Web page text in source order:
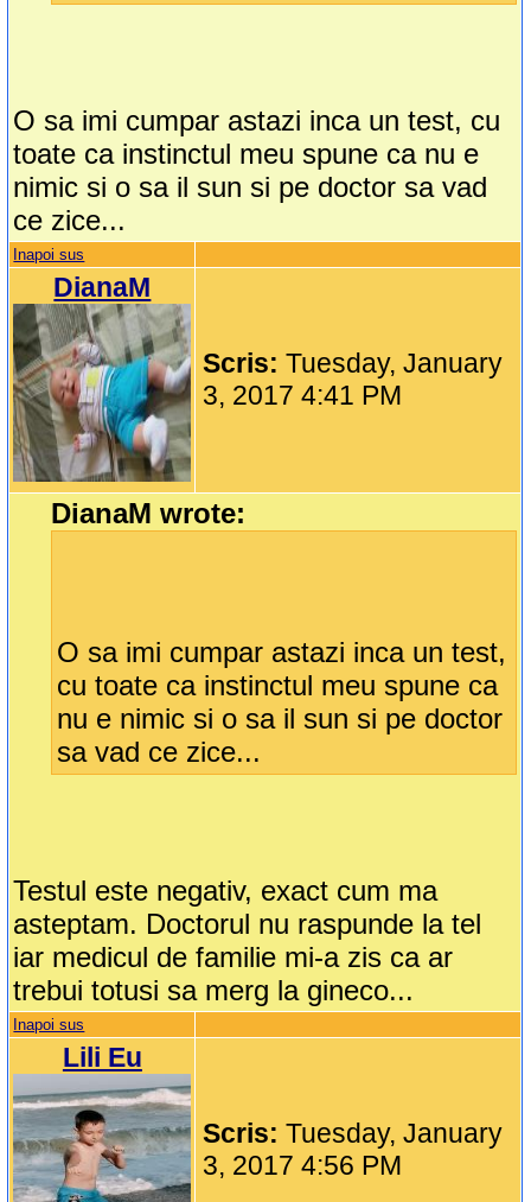
O sa imi cumpar astazi inca un test, cu
toate ca instinctul meu spune ca nu e
nimic si o sa il sun si pe doctor sa vad
ce zice...
Inapoi sus
DianaM
Scris:Tuesday, January
3, 2017 4:41 PM
DianaM wrote:
O sa imi cumpar astazi inca un test,
cu toate ca instinctul meu spune ca
nu e nimic si o sa il sun si pe doctor
sa vad ce zice...
Testul este negativ, exact cum ma
asteptam. Doctorul nu raspunde la tel
iar medicul de familie mi-a zis ca ar
trebui totusi sa merg la gineco...
Inapoi sus
Lili Eu
Scris:Tuesday, January
3, 2017 4:56 PM